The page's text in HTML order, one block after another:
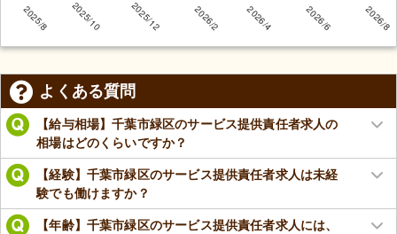
よくある質問
【給与相場】千葉市緑区のサービス提供責任者求人の
相場はどのくらいですか？
【経験】千葉市緑区のサービス提供責任者求人は未経
験でも働けますか？
【年齢】千葉市緑区のサービス提供責任者求人には、